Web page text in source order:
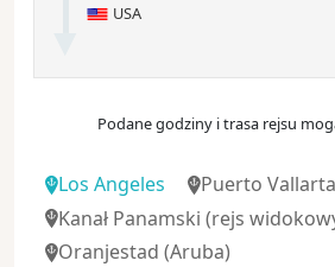
USA
Podane godziny i trasa rejsu
Los Angeles Puerto Vallarta
Kanał Panamski (rejs
Oranjestad (Aruba)